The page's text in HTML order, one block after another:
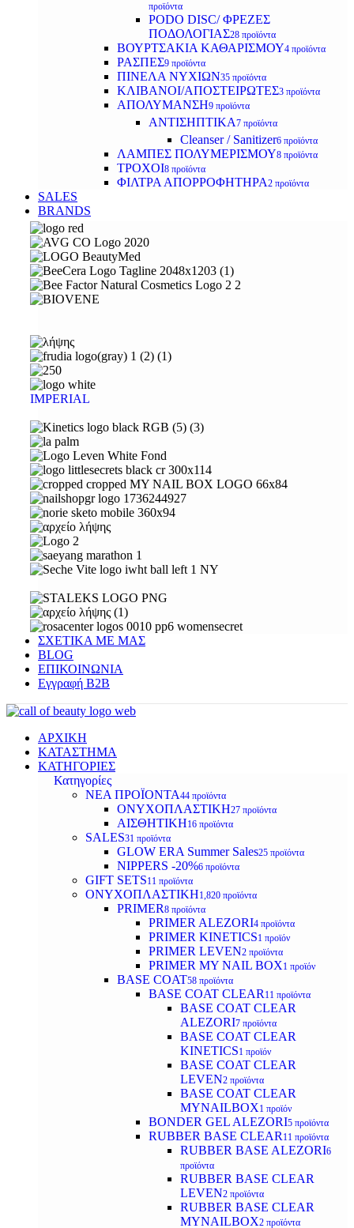
προϊόντα
PODO DISC/ ΦΡΕΖΕΣ
ΠΟΔΟΛΟΓΙΑΣ28 προϊόντα
ΒΟΥΡΤΣΑΚΙΑ ΚΑΘΑΡΙΣΜΟΥ4 προϊόντα
ΡΑΣΠΕΣ9 προϊόντα
ΠΙΝΕΛΑ ΝΥΧΙΩΝ35 προϊόντα
ΚΛΙΒΑΝΟΙ/ΑΠΟΣΤΕΙΡΩΤΕΣ3 προϊόντα
ΑΠΟΛΥΜΑΝΣΗ9 προϊόντα
ΑΝΤΙΣΗΠΤΙΚΑ7 προϊόντα
Cleanser / Sanitizer6 προϊόντα
ΛΑΜΠΕΣ ΠΟΛΥΜΕΡΙΣΜΟΥ8 προϊόντα
ΤΡΟΧΟΙ8 προϊόντα
ΦΙΛΤΡΑ ΑΠΟΡΡΟΦΗΤΗΡΑ2 προϊόντα
SALES
BRANDS
IMPERIAL
ΣΧΕΤΙΚΑ ΜΕ ΜΑΣ
BLOG
ΕΠΙΚΟΙΝΩΝΙΑ
Εγγραφή Β2Β
ΑΡΧΙΚΗ
ΚΑΤΑΣΤΗΜΑ
ΚΑΤΗΓΟΡΙΕΣ
Κατηγορίες
ΝΕΑ ΠΡΟΪΟΝΤΑ44 προϊόντα
ΟΝΥΧΟΠΛΑΣΤΙΚΗ27 προϊόντα
ΑΙΣΘΗΤΙΚΗ16 προϊόντα
SALES31 προϊόντα
GLOW ERA Summer Sales25 προϊόντα
NIPPERS -20%6 προϊόντα
GIFT SETS11 προϊόντα
ΟΝΥΧΟΠΛΑΣΤΙΚΗ1,820 προϊόντα
PRIMER8 προϊόντα
PRIMER ALEZORI4 προϊόντα
PRIMER KINETICS1 προϊόν
PRIMER LEVEN2 προϊόντα
PRIMER MY NAIL BOX1 προϊόν
BASE COAT58 προϊόντα
BASE COAT CLEAR 11 προϊόντα
BASE COAT CLEAR
ALEZORI7 προϊόντα
BASE COAT CLEAR
KINETICS1 προϊόν
BASE COAT CLEAR
LEVEN2 προϊόντα
BASE COAT CLEAR
MYNAILBOX1 προϊόν
BONDER GEL ALEZORI5 προϊόντα
RUBBER BASE CLEAR 11 προϊόντα
RUBBER BASE ALEZORI6
προϊόντα
RUBBER BASE CLEAR
LEVEN2 προϊόντα
RUBBER BASE CLEAR
MYNAILBOX2 προϊόντα